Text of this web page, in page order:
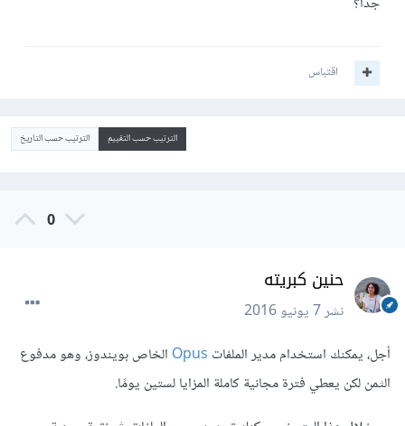
اقتباس
الترتيب حسب التقييم الترتيب حسب التاريخ
0
حنين كبريته
نشر7 يونيو 2016
أجل، يمكنك استخدام مدير الملفات Opusالخاص بويندوز، وهو مدفوع
الثمن لكن يعطي فترة مجانية كاملة المزايا لستين يومًا.